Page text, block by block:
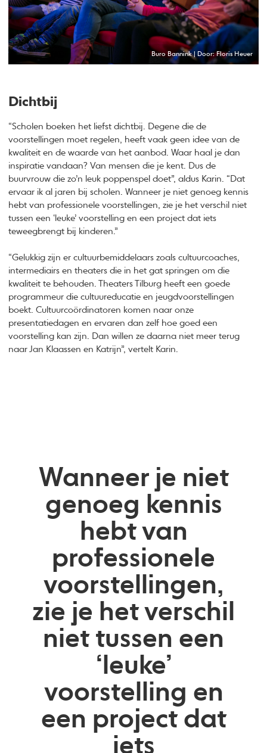
Buro Bannink | Door: Floris Heuer
Dichtbij
“Scholen boeken het liefst dichtbij. Degene die de
voorstellingen moet regelen, heeft vaak geen idee van de
kwaliteit en de waarde van het aanbod. Waar haal je dan
inspiratie vandaan? Van mensen die je kent. Dus de
buurvrouw die zo’n leuk poppenspel doet”, aldus Karin. “Dat
ervaar ik al jaren bij scholen. Wanneer je niet genoeg kennis
hebt van professionele voorstellingen, zie je het verschil niet
tussen een ‘leuke’ voorstelling en een project dat iets
teweegbrengt bij kinderen.”
“Gelukkig zijn er cultuurbemiddelaars zoals cultuurcoaches,
intermediairs en theaters die in het gat springen om die
kwaliteit te behouden. Theaters Tilburg heeft een goede
programmeur die cultuureducatie en jeugdvoorstellingen
boekt. Cultuurcoördinatoren komen naar onze
presentatiedagen en ervaren dan zelf hoe goed een
voorstelling kan zijn. Dan willen ze daarna niet meer terug
naar Jan Klaassen en Katrijn”, vertelt Karin.
Wanneer je niet
genoeg kennis
hebt van
professionele
voorstellingen,
zie je het verschil
niet tussen een
‘leuke’
voorstelling en
een project dat
iets